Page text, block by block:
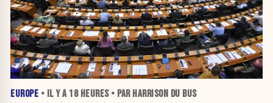
EUROPE • IL Y A 18 HEURES• PAR HARRISON DU BUS